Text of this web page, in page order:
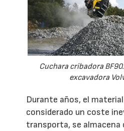
Cuchara cribadora
excavadora
Durante años, el
considerado un coste
transporta, se almacena